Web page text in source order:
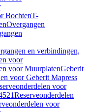
BochtenT-
Overgangen
en verbindingen,
voor
voor MuurplatenGeberit
voor Geberit Mapress
voor
Reserveonderdelen
voor